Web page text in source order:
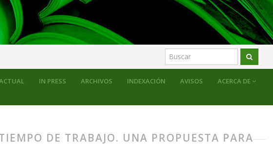
IN PRESS ARCHIVOS INDEXACIÓN AVISOS ACERCA DE
DE TRABAJO. UNA PROPUESTA PARA